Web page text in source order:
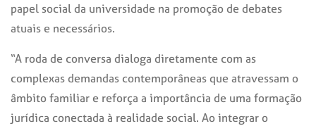
papel social da universidade na promoção de debates
atuais e necessários.
“A roda de conversa dialoga diretamente com as
complexas demandas contemporâneas que atravessam o
âmbito familiar e reforça a importância de uma formação
jurídica conectada à realidade social. Ao integrar o